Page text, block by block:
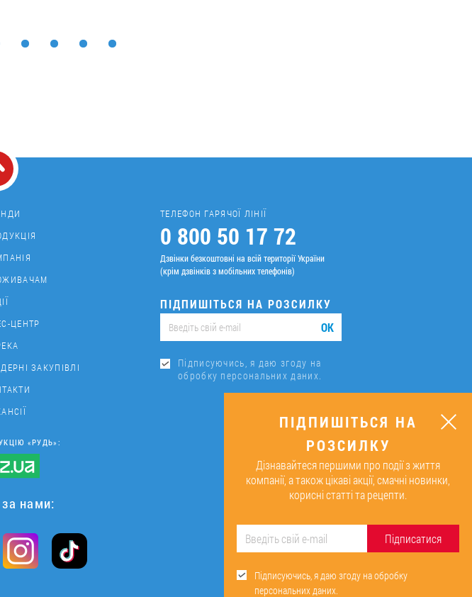
ЦЕНТР
ЗАКУПІВЛІ
ТЕЛЕФОН ГАРЯЧОЇ ЛІНІЇ
0 800 50 17 72
Дзвінки безкоштовні на всій території України
(крім дзвінків з мобільних телефонів)
ПІДПИШІТЬСЯ НА РОЗСИЛКУ
ОК
Підписуючись, я даю згоду на
обробку персональних даних.
«РУДЬ»:
нами:
ПІДПИШІТЬСЯ НА
РОЗСИЛКУ
Дізнавайтеся першими про події з життя
компанії, а також цікаві акції, смачні новинки,
корисні статті та рецепти.
Підписатися
Підписуючись, я даю згоду на обробку
персональних даних.